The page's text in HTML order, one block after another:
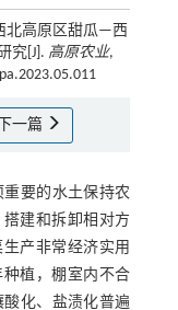
北高原区甜瓜—西
究[J]. 高原农业,
下一篇
要的水土保持农
建和拆卸相对方
产非常经济实用
植，棚室内不合
化、盐渍化普遍